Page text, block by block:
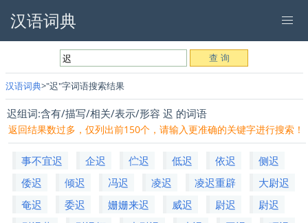
汉语词典
汉语词典 "迟"字词语搜索结果
迟组词:含有/描写/相关/表示/形容 迟 的词语
返回结果数过多，仅列出前150个，请输入更准确的关键字进行搜索！
事不宜迟 企迟 伫迟 低迟 依迟
侧迟
倭迟
倾迟 冯迟 凌迟 凌迟重辟
大尉迟
奄迟
委迟 姗姗来迟 威迟 尉迟
尉迟